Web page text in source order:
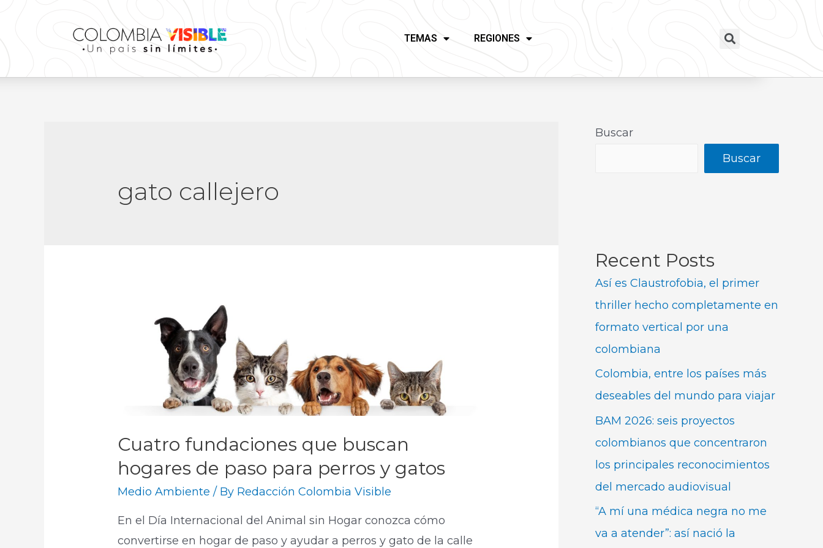
TEMAS REGIONES
gato callejero
Cuatro fundaciones que buscan
hogares de paso para perros y gatos
Medio Ambiente / By Redacción Colombia Visible
En el Día Internacional del Animal sin Hogar conozca cómo
convertirse en hogar de paso y ayudar a perros y gato de la calle
Buscar
Buscar
Recent Posts
Así es Claustrofobia, el primer
thriller hecho completamente en
formato vertical por una
colombiana
Colombia, entre los países más
deseables del mundo para viajar
BAM 2026: seis proyectos
colombianos que concentraron
los principales reconocimientos
del mercado audiovisual
“A mí una médica negra no me
va a atender”: así nació la